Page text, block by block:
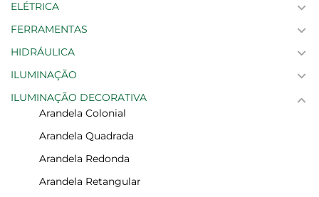
ELÉTRICA
FERRAMENTAS
HIDRÁULICA
ILUMINAÇÃO
ILUMINAÇÃO DECORATIVA
Arandela Colonial
Arandela Quadrada
Arandela Redonda
Arandela Retangular